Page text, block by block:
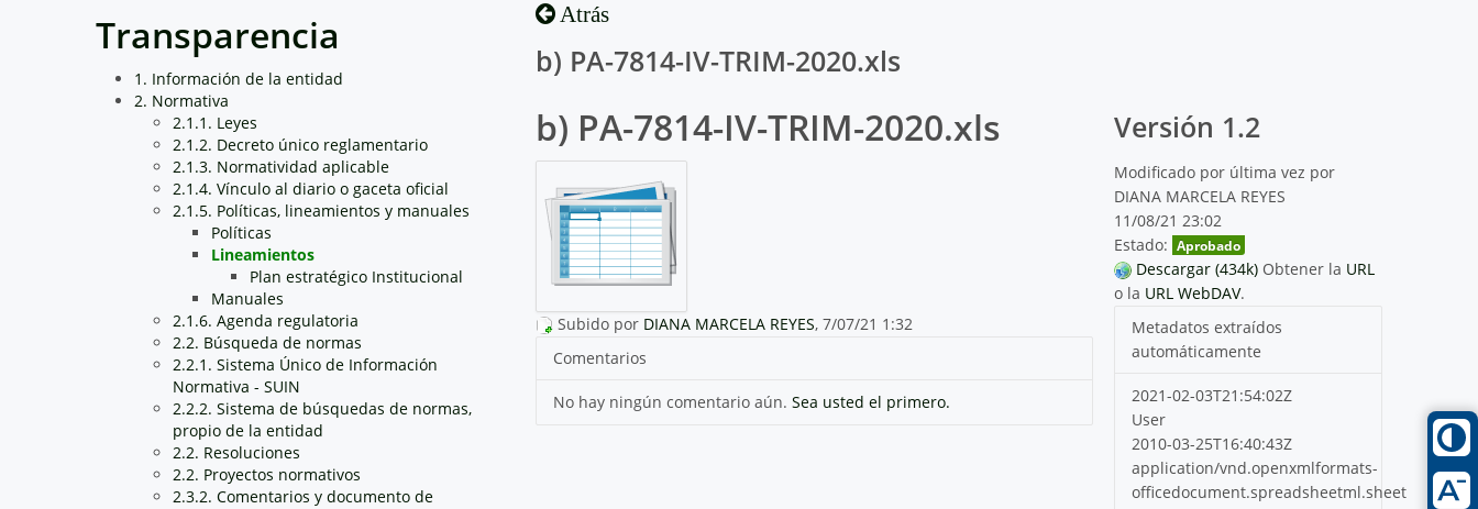
Transparencia
1. Información de la entidad
2. Normativa
2.1.1. Leyes
2.1.2. Decreto único reglamentario
2.1.3. Normatividad aplicable
2.1.4. Vínculo al diario o gaceta oficial
2.1.5. Políticas, lineamientos y manuales
Políticas
Lineamientos
Plan estratégico Institucional
Manuales
2.1.6. Agenda regulatoria
2.2. Búsqueda de normas
2.2.1. Sistema Único de Información
Normativa - SUIN
2.2.2. Sistema de búsquedas de normas,
propio de la entidad
2.2. Resoluciones
2.2. Proyectos normativos
2.3.2. Comentarios y documento de
Atrás
b) PA-7814-IV-TRIM-2020.xls
b) PA-7814-IV-TRIM-2020.xls
Subido por DIANA MARCELA REYES, 7/07/21 1:32
Comentarios
No hay ningún comentario aún. Sea usted el primero.
Versión 1.2
Modificado por última vez por
DIANA MARCELA REYES
11/08/21 23:02
Estado: Aprobado
Descargar (434k) Obtener la URL
o la URL WebDAV.
Metadatos extraídos
automáticamente
2021-02-03T21:54:02Z
User
2010-03-25T16:40:43Z
application/vnd.openxmlformats-
officedocument.spreadsheetml.sheet